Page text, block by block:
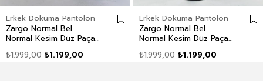
Erkek Dokuma Pantolon
Zargo Normal Bel
Normal Kesim Düz Paça
₺1.199,00
₺1.999,00
Erkek Dokuma Pantolon
Zargo Normal Bel
Normal Kesim Düz Paça
₺1.199,00
₺1.999,00